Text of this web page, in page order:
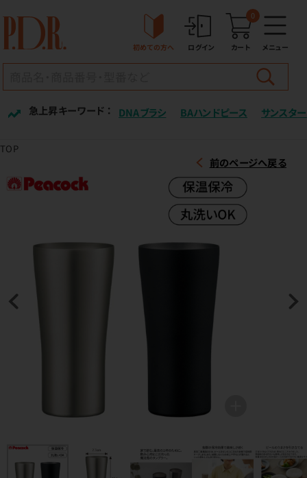
初めての方へ ログイン カート
0
メニュー
急上昇キーワード ： DNAブラシ BAハンドピース サンスター
TOP
前のページへ戻る